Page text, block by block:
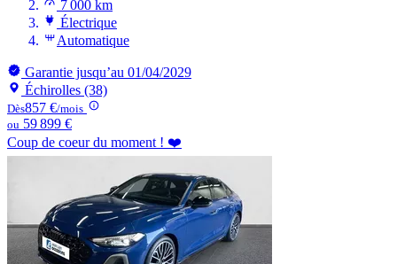
7 000 km
Électrique
Automatique
Garantie jusqu’au 01/04/2029
Échirolles (38)
Dès857 €/mois
ou 59 899 €
Coup de coeur du moment ! ❤️